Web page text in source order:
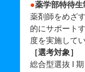
●薬学部特待生
薬剤師をめざ
的にサポート
度を実施してい
［選考対象］
総合型選抜 I